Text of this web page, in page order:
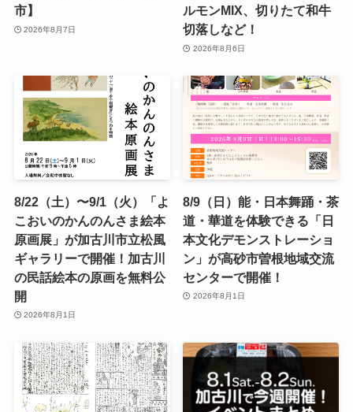
市】
2026年8月7日
ルモンMIX、切りたて和牛
切落しなど！
2026年8月6日
8/22（土）〜9/1（火）「よ
こおいのかんのんさま絵本
原画展」が加古川市立松風
ギャラリーで開催！加古川
の民話絵本の原画を無料公
開
2026年8月1日
8/9（日）能・日本舞踊・茶
道・華道を体験できる「日
本文化デモンストレーショ
ン」が高砂市曽根地域交流
センターで開催！
2026年8月1日